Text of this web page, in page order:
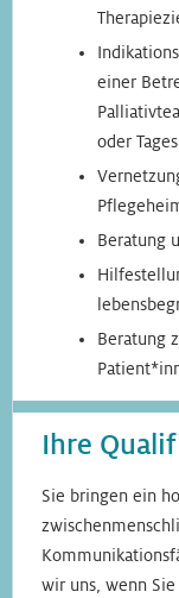
einer
oder
Beratung
Beratung
Ihre
Sie bringen ein
wir uns, wenn